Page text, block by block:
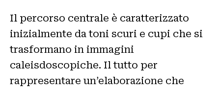
Il percorso centrale è caratterizzato
inizialmente da toni scuri e cupi che si
trasformano in immagini
caleisdoscopiche. Il tutto per
rappresentare un’elaborazione che